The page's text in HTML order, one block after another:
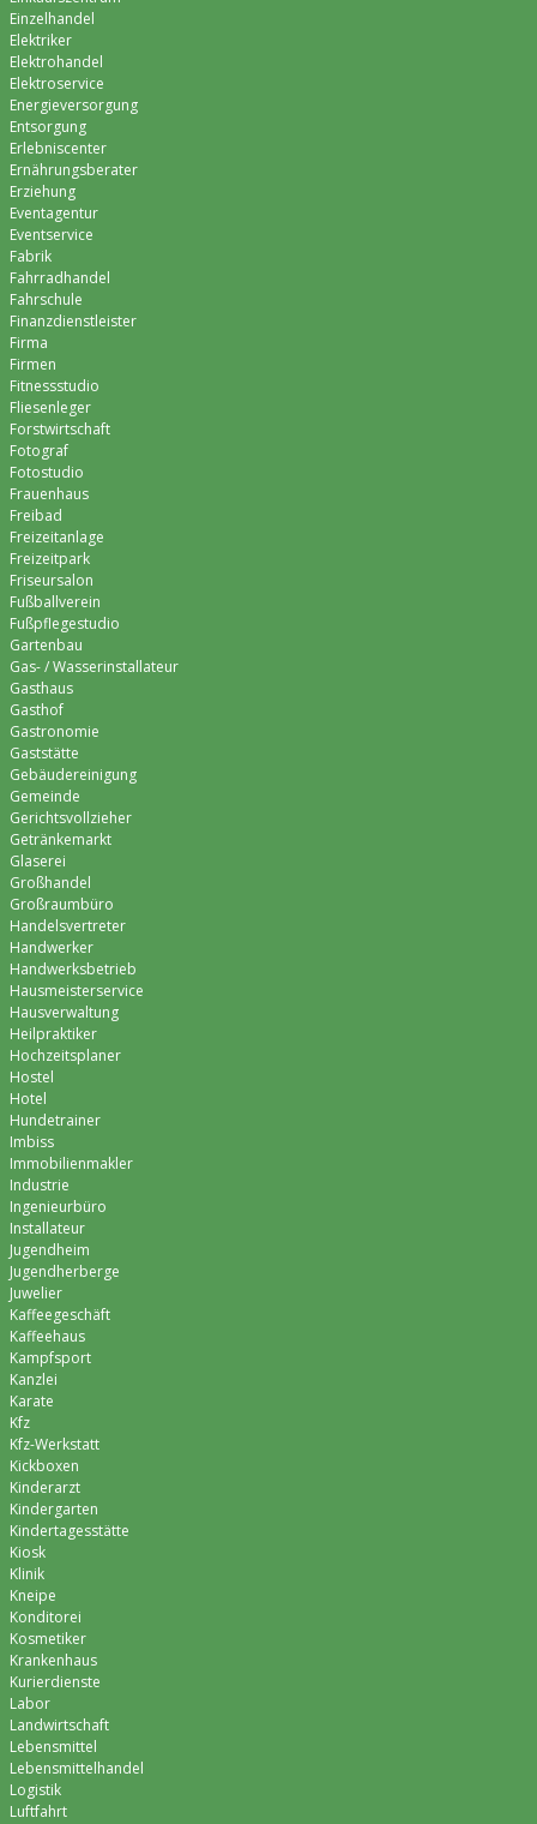
Einzelhandel
Elektriker
Elektrohandel
Elektroservice
Energieversorgung
Entsorgung
Erlebniscenter
Ernährungsberater
Erziehung
Eventagentur
Eventservice
Fabrik
Fahrradhandel
Fahrschule
Finanzdienstleister
Firma
Firmen
Fitnessstudio
Fliesenleger
Forstwirtschaft
Fotograf
Fotostudio
Frauenhaus
Freibad
Freizeitanlage
Freizeitpark
Friseursalon
Fußballverein
Fußpflegestudio
Gartenbau
Gas- / Wasserinstallateur
Gasthaus
Gasthof
Gastronomie
Gaststätte
Gebäudereinigung
Gemeinde
Gerichtsvollzieher
Getränkemarkt
Glaserei
Großhandel
Großraumbüro
Handelsvertreter
Handwerker
Handwerksbetrieb
Hausmeisterservice
Hausverwaltung
Heilpraktiker
Hochzeitsplaner
Hostel
Hotel
Hundetrainer
Imbiss
Immobilienmakler
Industrie
Ingenieurbüro
Installateur
Jugendheim
Jugendherberge
Juwelier
Kaffeegeschäft
Kaffeehaus
Kampfsport
Kanzlei
Karate
Kfz
Kfz-Werkstatt
Kickboxen
Kinderarzt
Kindergarten
Kindertagesstätte
Kiosk
Klinik
Kneipe
Konditorei
Kosmetiker
Krankenhaus
Kurierdienste
Labor
Landwirtschaft
Lebensmittel
Lebensmittelhandel
Logistik
Luftfahrt